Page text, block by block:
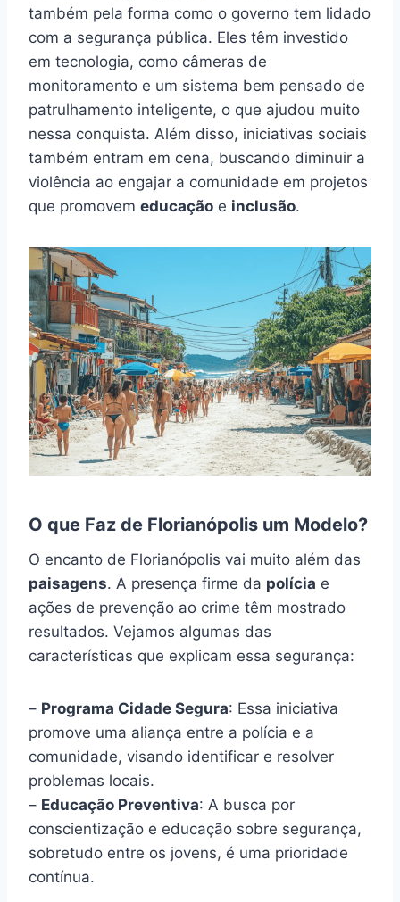
também pela forma como o governo tem lidado
com a segurança pública. Eles têm investido
em tecnologia, como câmeras de
monitoramento e um sistema bem pensado de
patrulhamento inteligente, o que ajudou muito
nessa conquista. Além disso, iniciativas sociais
também entram em cena, buscando diminuir a
violência ao engajar a comunidade em projetos
que promovem educação e inclusão.
O que Faz de Florianópolis um Modelo?
O encanto de Florianópolis vai muito além das
paisagens. A presença firme da polícia e
ações de prevenção ao crime têm mostrado
resultados. Vejamos algumas das
características que explicam essa segurança:
– Programa Cidade Segura: Essa iniciativa
promove uma aliança entre a polícia e a
comunidade, visando identificar e resolver
problemas locais.
– Educação Preventiva: A busca por
conscientização e educação sobre segurança,
sobretudo entre os jovens, é uma prioridade
contínua.